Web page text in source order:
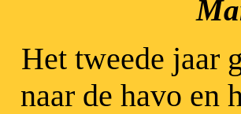
Het tweede jaar
naar de havo en